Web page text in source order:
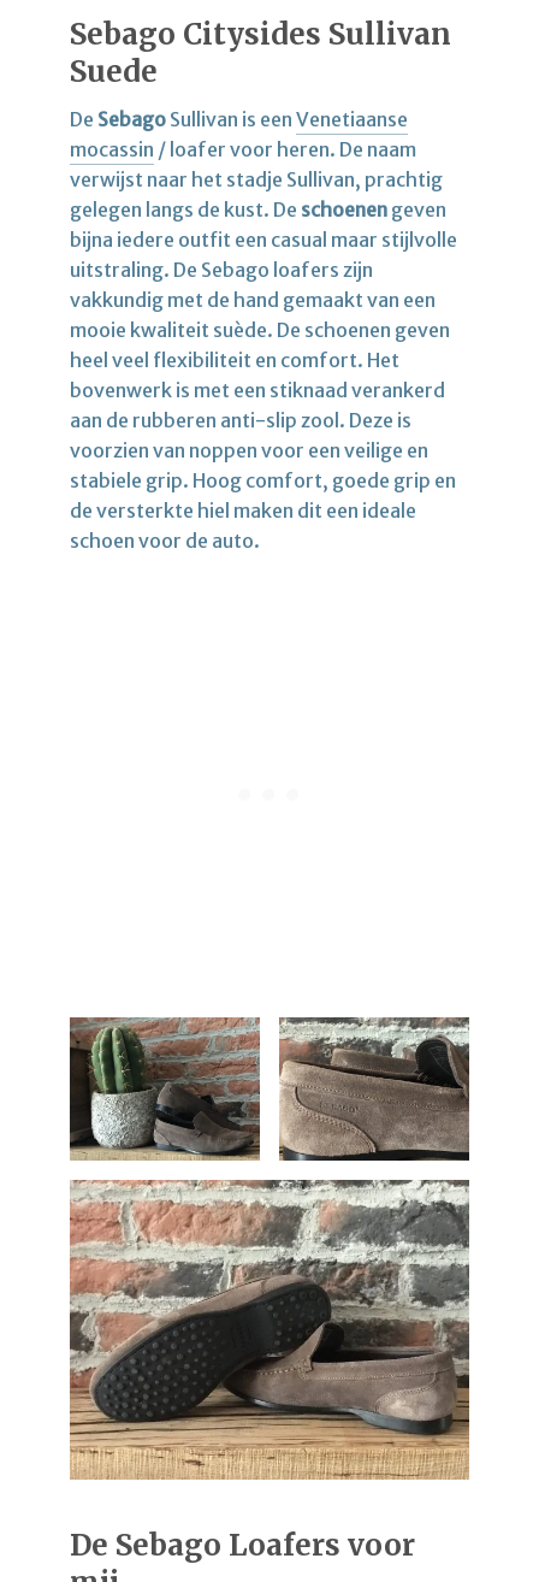
Sebago Citysides Sullivan
Suede
De Sebago Sullivan is een Venetiaanse
mocassin / loafer voor heren. De naam
verwijst naar het stadje Sullivan, prachtig
gelegen langs de kust. De schoenen geven
bijna iedere outfit een casual maar stijlvolle
uitstraling. De Sebago loafers zijn
vakkundig met de hand gemaakt van een
mooie kwaliteit suède. De schoenen geven
heel veel flexibiliteit en comfort. Het
bovenwerk is met een stiknaad verankerd
aan de rubberen anti-slip zool. Deze is
voorzien van noppen voor een veilige en
stabiele grip. Hoog comfort, goede grip en
de versterkte hiel maken dit een ideale
schoen voor de auto.
De Sebago Loafers voor